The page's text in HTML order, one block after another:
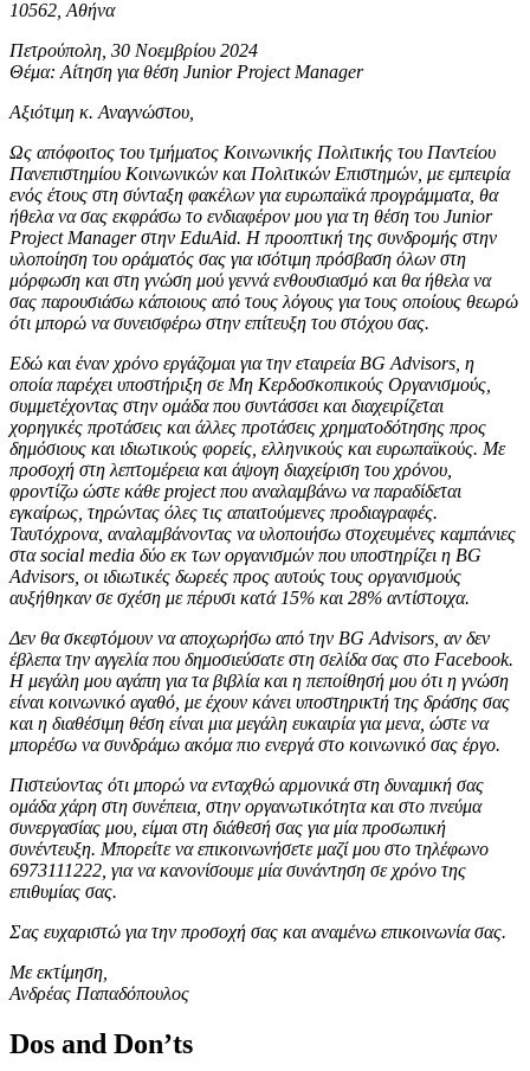
10562, Αθήνα
Πετρούπολη, 30 Νοεμβρίου 2024
Θέμα: Αίτηση για θέση Junior Project Manager
Αξιότιμη κ. Αναγνώστου,
Ως απόφοιτος του τμήματος Κοινωνικής Πολιτικής του Παντείου
Πανεπιστημίου Κοινωνικών και Πολιτικών Επιστημών, με εμπειρία
ενός έτους στη σύνταξη φακέλων για ευρωπαϊκά προγράμματα, θα
ήθελα να σας εκφράσω το ενδιαφέρον μου για τη θέση του Junior
Project Manager στην EduAid. Η προοπτική της συνδρομής στην
υλοποίηση του οράματός σας για ισότιμη πρόσβαση όλων στη
μόρφωση και στη γνώση μού γεννά ενθουσιασμό και θα ήθελα να
σας παρουσιάσω κάποιους από τους λόγους για τους οποίους θεωρώ
ότι μπορώ να συνεισφέρω στην επίτευξη του στόχου σας.
Εδώ και έναν χρόνο εργάζομαι για την εταιρεία BG Advisors, η
οποία παρέχει υποστήριξη σε Μη Κερδοσκοπικούς Οργανισμούς,
συμμετέχοντας στην ομάδα που συντάσσει και διαχειρίζεται
χορηγικές προτάσεις και άλλες προτάσεις χρηματοδότησης προς
δημόσιους και ιδιωτικούς φορείς, ελληνικούς και ευρωπαϊκούς. Με
προσοχή στη λεπτομέρεια και άψογη διαχείριση του χρόνου,
φροντίζω ώστε κάθε project που αναλαμβάνω να παραδίδεται
εγκαίρως, τηρώντας όλες τις απαιτούμενες προδιαγραφές.
Ταυτόχρονα, αναλαμβάνοντας να υλοποιήσω στοχευμένες καμπάνιες
στα social media δύο εκ των οργανισμών που υποστηρίζει η BG
Advisors, οι ιδιωτικές δωρεές προς αυτούς τους οργανισμούς
αυξήθηκαν σε σχέση με πέρυσι κατά 15% και 28% αντίστοιχα.
Δεν θα σκεφτόμουν να αποχωρήσω από την BG Advisors, αν δεν
έβλεπα την αγγελία που δημοσιεύσατε στη σελίδα σας στο Facebook.
Η μεγάλη μου αγάπη για τα βιβλία και η πεποίθησή μου ότι η γνώση
είναι κοινωνικό αγαθό, με έχουν κάνει υποστηρικτή της δράσης σας
και η διαθέσιμη θέση είναι μια μεγάλη ευκαιρία για μενα, ώστε να
μπορέσω να συνδράμω ακόμα πιο ενεργά στο κοινωνικό σας έργο.
Πιστεύοντας ότι μπορώ να ενταχθώ αρμονικά στη δυναμική σας
ομάδα χάρη στη συνέπεια, στην οργανωτικότητα και στο πνεύμα
συνεργασίας μου, είμαι στη διάθεσή σας για μία προσωπική
συνέντευξη. Μπορείτε να επικοινωνήσετε μαζί μου στο τηλέφωνο
6973111222, για να κανονίσουμε μία συνάντηση σε χρόνο της
επιθυμίας σας.
Σας ευχαριστώ για την προσοχή σας και αναμένω επικοινωνία σας.
Με εκτίμηση,
Ανδρέας Παπαδόπουλος
Dos and Don’ts